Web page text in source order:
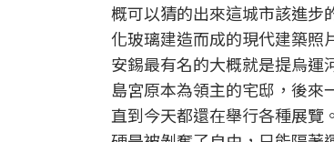
概可以猜的出來這城市該進步
化玻璃建造而成的現代建築照
安錫最有名的大概就是提烏
島宮原本為領主的宅邸，後來
直到今天都還在舉行各種展覽